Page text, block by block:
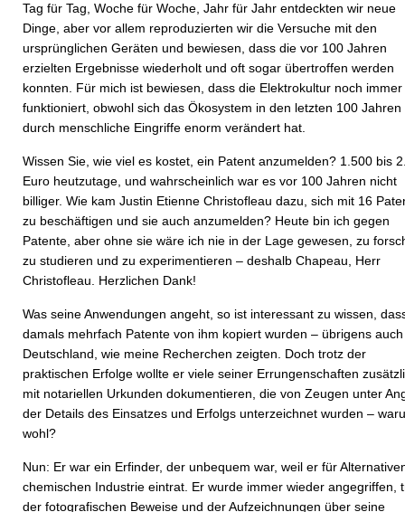
Tag für Tag, Woche für Woche, Jahr für Jahr entdeckten wir neue
Dinge, aber vor allem reproduzierten wir die Versuche mit den
ursprünglichen Geräten und bewiesen, dass die vor 100 Jahren
erzielten Ergebnisse wiederholt und oft sogar übertroffen werden
konnten. Für mich ist bewiesen, dass die Elektrokultur noch immer
funktioniert, obwohl sich das Ökosystem in den letzten 100 Jahren
durch menschliche Eingriffe enorm verändert hat.
Wissen Sie, wie viel es kostet, ein Patent anzumelden? 1.500 bis
Euro heutzutage, und wahrscheinlich war es vor 100 Jahren nicht
billiger. Wie kam Justin Etienne Christofleau dazu, sich mit 16
zu beschäftigen und sie auch anzumelden? Heute bin ich gegen
Patente, aber ohne sie wäre ich nie in der Lage gewesen, zu
zu studieren und zu experimentieren – deshalb Chapeau, Herr
Christofleau. Herzlichen Dank!
Was seine Anwendungen angeht, so ist interessant zu wissen,
damals mehrfach Patente von ihm kopiert wurden – übrigens
Deutschland, wie meine Recherchen zeigten. Doch trotz der
praktischen Erfolge wollte er viele seiner Errungenschaften
mit notariellen Urkunden dokumentieren, die von Zeugen unter
der Details des Einsatzes und Erfolgs unterzeichnet wurden –
wohl?
Nun: Er war ein Erfinder, der unbequem war, weil er für
chemischen Industrie eintrat. Er wurde immer wieder angegriffen,
der fotografischen Beweise und der Aufzeichnungen über seine